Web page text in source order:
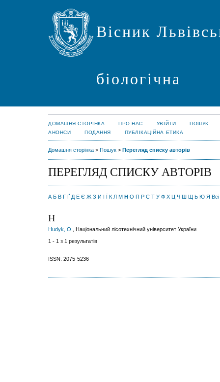
Вісник
біологічна
ДОМАШНЯ СТОРІНКА ПРО НАС УВІЙТИ
ПОШУК
АНОНСИ
ПОДАННЯ ПУБЛІКАЦІЙНА ЕТИКА
Домашня сторінка > Пошук > Перегляд списку авторів
ПЕРЕГЛЯД СПИСКУ АВТОРІВ
А Б В Г Ґ Д Е Є Ж З И І Ї К Л М Н О П Р С Т У Ф Х Ц Ч Ш Щ Ь Ю Я Всі
Н
Нudyk, O., Національний лісотехнічний університет України
1 - 1 з 1 результатів
ISSN: 2075-5236